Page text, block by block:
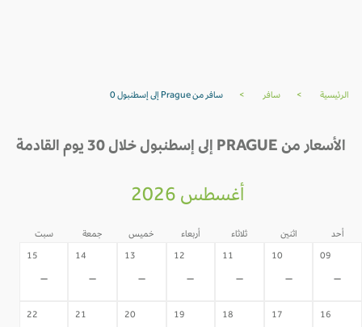
الرئيسية > سافر > سافر من Prague إلى إسطنبول 0
الأسعار من PRAGUE إلى إسطنبول خلال 30 يوم القادمة
أغسطس 2026
أحد اثنين ثلاثاء أربعاء خميس جمعة سبت
09
-
10
-
11
-
12
-
13
-
14
-
15
-
16
17
18
19
20
21
22